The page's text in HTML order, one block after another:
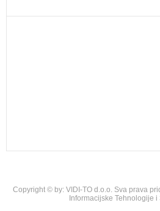
Copyright © by: VIDI-TO d.o.o. Sva prava
Informacijske Tehnologije